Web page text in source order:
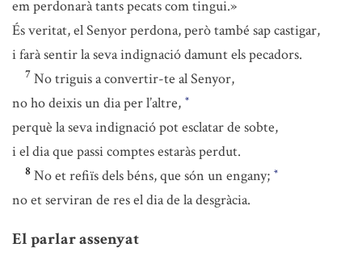
em perdonarà tants pecats com tingui.»
És veritat, el Senyor perdona, però també sap castigar,
i farà sentir la seva indignació damunt els pecadors.
7 No triguis a convertir-te al Senyor,
no ho deixis un dia per l’altre, *
perquè la seva indignació pot esclatar de sobte,
i el dia que passi comptes estaràs perdut.
8 No et refiïs dels béns, que són un engany; *
no et serviran de res el dia de la desgràcia.
El parlar assenyat